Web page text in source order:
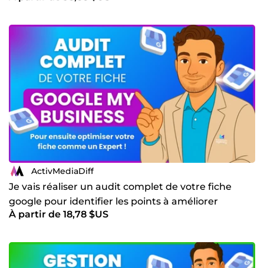
naturel (SEO) &amp; payant (SEA) Améliorez votre visibilité
sur Google grâce à une stratégie complète de mots-clés et
de publicité ciblée. 🎨 Création de contenus créatifs
Photos, vidéos, visuels, carrousels, Reels, rédaction web…
pour captiver et convertir votre audience.
ActivMediaDiff
Je vais réaliser un audit complet de votre fiche
google pour identifier les points à améliorer
À partir de 18,78 $US